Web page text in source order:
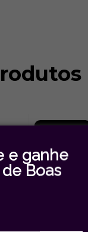
e ganhe
Boas